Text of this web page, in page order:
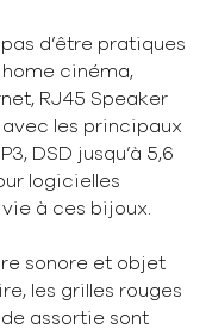
d’être pratiques
home cinéma,
RJ45 Speaker
les principaux
DSD jusqu’à 5,6
logicielles
à ces bijoux.
sonore et objet
les grilles rouges
assortie sont